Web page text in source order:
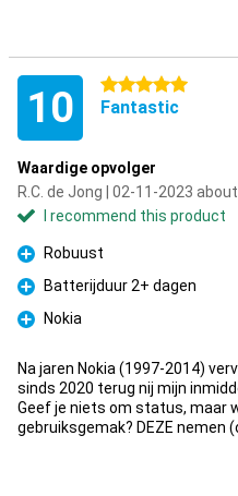
10 5 stars
Fantastic
Waardige opvolger
R.C. de Jong | 02-11-2023
I recommend this product
Pro
Robuust
Pro
Batterijduur 2+ dagen
Pro
Nokia
Na jaren Nokia (1997-2014)
sinds 2020 terug nij mijn
Geef je niets om status, maar
gebruiksgemak? DEZE nemen